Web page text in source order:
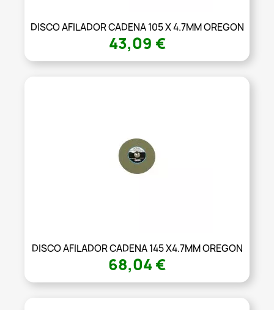
DISCO AFILADOR CADENA 105 X 4.7MM OREGON
43,09 €
DISCO AFILADOR CADENA 145 X4.7MM OREGON
68,04 €